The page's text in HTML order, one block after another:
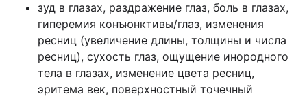
зуд в глазах, раздражение глаз, боль в глазах,
гиперемия конъюнктивы/глаз, изменения
ресниц (увеличение длины, толщины и числа
ресниц), сухость глаз, ощущение инородного
тела в глазах, изменение цвета ресниц,
эритема век, поверхностный точечный